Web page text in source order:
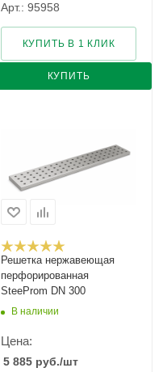
Арт.: 95958
КУПИТЬ
КУПИТЬ В 1 КЛИК
Решетка нержавеющая
перфорированная
SteeProm DN 300
В наличии
Цена:
5 885 руб./шт